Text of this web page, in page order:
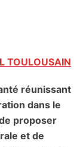
TOULOUSAIN
réunissant
dans le
proposer
et de